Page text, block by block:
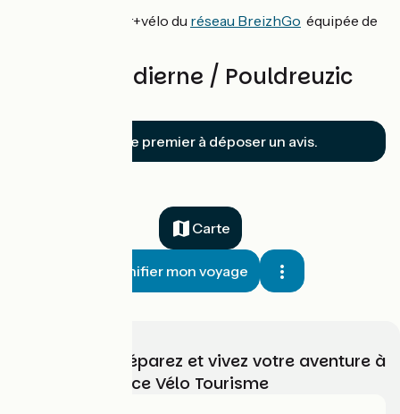
Lignes service car+vélo du réseau BreizhGo équipée de
Avis sur Audierne / Pouldreuzic
Soyez le premier à déposer un avis.
Carte
Planifier mon voyage
Choisissez, préparez et vivez votre aventure à
vélo avec France Vélo Tourisme